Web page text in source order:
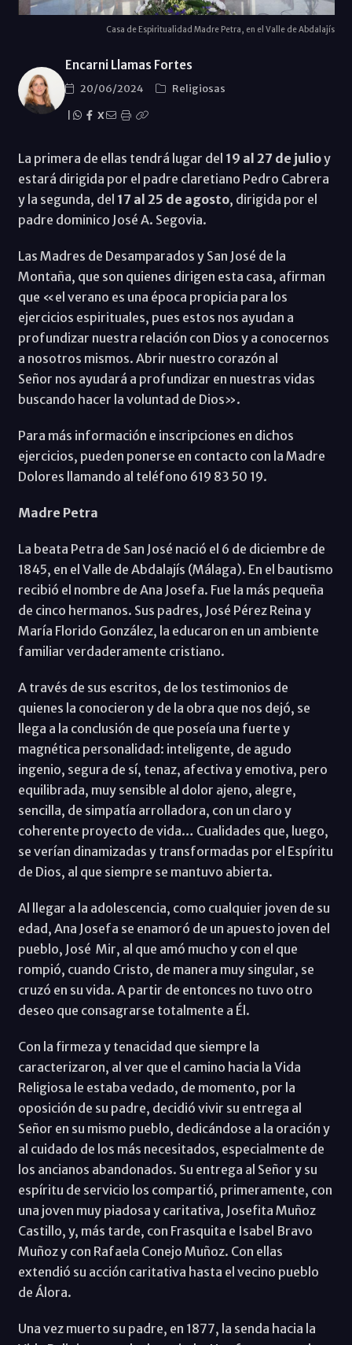
Casa de Espiritualidad Madre Petra, en el Valle de Abdalajís
Encarni Llamas Fortes
20/06/2024
Religiosas
X
La primera de ellas tendrá lugar del 19 al 27 de julioy
estará dirigida por el padre claretiano Pedro Cabrera
y la segunda, del 17 al 25 de agosto, dirigida por el
padre dominico José A. Segovia.
Las Madres de Desamparados y San José de la
Montaña, que son quienes dirigen esta casa, afirman
que «el verano es una época propicia para los
ejercicios espirituales, pues estos nos ayudan a
profundizar nuestra relación con Dios y a conocernos
a nosotros mismos. Abrir nuestro corazón al
Señor nos ayudará a profundizar en nuestras vidas
buscando hacer la voluntad de Dios».
Para más información e inscripciones en dichos
ejercicios, pueden ponerse en contacto con la Madre
Dolores llamando al teléfono 619 83 50 19.
Madre Petra
La beata Petra de San José nació el 6 de diciembre de
1845, en el Valle de Abdalajís (Málaga). En el bautismo
recibió el nombre de Ana Josefa. Fue la más pequeña
de cinco hermanos. Sus padres, José Pérez Reina y
María Florido González, la educaron en un ambiente
familiar verdaderamente cristiano.
A través de sus escritos, de los testimonios de
quienes la conocieron y de la obra que nos dejó, se
llega a la conclusión de que poseía una fuerte y
magnética personalidad: inteligente, de agudo
ingenio, segura de sí, tenaz, afectiva y emotiva, pero
equilibrada, muy sensible al dolor ajeno, alegre,
sencilla, de simpatía arrolladora, con un claro y
coherente proyecto de vida… Cualidades que, luego,
se verían dinamizadas y transformadas por el Espíritu
de Dios, al que siempre se mantuvo abierta.
Al llegar a la adolescencia, como cualquier joven de su
edad, Ana Josefa se enamoró de un apuesto joven del
pueblo, José Mir, al que amó mucho y con el que
rompió, cuando Cristo, de manera muy singular, se
cruzó en su vida. A partir de entonces no tuvo otro
deseo que consagrarse totalmente a Él.
Con la firmeza y tenacidad que siempre la
caracterizaron, al ver que el camino hacia la Vida
Religiosa le estaba vedado, de momento, por la
oposición de su padre, decidió vivir su entrega al
Señor en su mismo pueblo, dedicándose a la oración y
al cuidado de los más necesitados, especialmente de
los ancianos abandonados. Su entrega al Señor y su
espíritu de servicio los compartió, primeramente, con
una joven muy piadosa y caritativa, Josefita Muñoz
Castillo, y, más tarde, con Frasquita e Isabel Bravo
Muñoz y con Rafaela Conejo Muñoz. Con ellas
extendió su acción caritativa hasta el vecino pueblo
de Álora.
Una vez muerto su padre, en 1877, la senda hacia la